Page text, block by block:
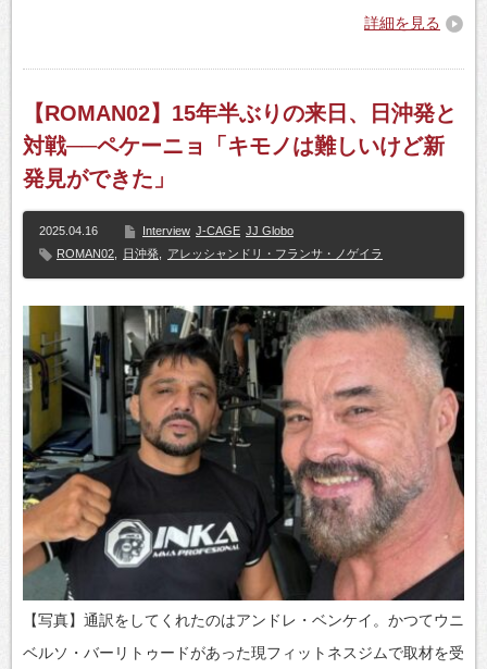
詳細を見る
【ROMAN02】15年半ぶりの来日、日沖発と
対戦──ペケーニョ「キモノは難しいけど新
発見ができた」
2025.04.16 Interview J-CAGE JJ Globo
ROMAN02
日沖発 アレッシャンドリ・フランサ・ノゲイラ
【写真】通訳をしてくれたのはアンドレ・ベンケイ。かつてウニ
ベルソ・バーリトゥードがあった現フィットネスジムで取材を受